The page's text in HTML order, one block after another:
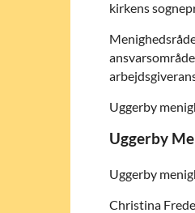
kirkens
Uggerby
Uggerby
Uggerby
Christina